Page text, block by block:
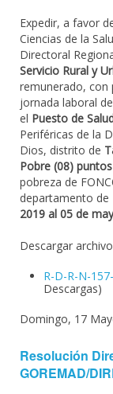
Expedir, a favor
Ciencias de la
Directoral
Servicio Rural y
remunerado, con
jornada laboral
el Puesto de
Periféricas de la
Dios, distrito de
Pobre (08) puntos
pobreza de
departamento de
2019 al 05 de
Descargar
R-D-R-N-
Descargas)
Domingo, 17
Resolución
GOREMAD/